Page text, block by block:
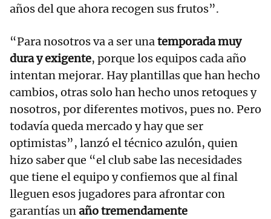
años del que ahora recogen sus frutos”.
“Para nosotros va a ser unatemporada muy
dura y exigente, porque los equipos cada año
intentan mejorar. Hay plantillas que han hecho
cambios, otras solo han hecho unos retoques y
nosotros, por diferentes motivos, pues no. Pero
todavía queda mercado y hay que ser
optimistas”, lanzó el técnico azulón, quien
hizo saber que “el club sabe las necesidades
que tiene el equipo y confiemos que al final
lleguen esos jugadores para afrontar con
garantías unaño tremendamente